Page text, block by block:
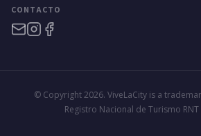
CONTACTO
© Copyright 2026. ViveLaCity is a
Registro Nacional de Turismo